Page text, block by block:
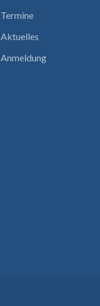
Termine
Aktuelles
Anmeldung